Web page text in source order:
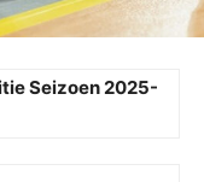
Seizoen 2025-